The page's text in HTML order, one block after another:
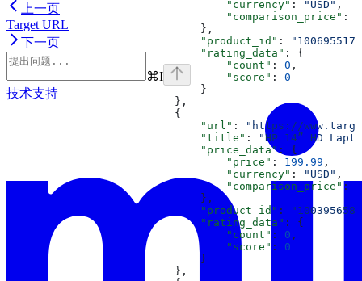
                                  "currency"
: "USD" ,
                                  "comparison_price"
:
                              },
                              "product_id"
:
                              "rating_data"
: {
                                  "count"
: 0 ,
                                  "score"
: 0
                              }
                          },
                          {
                              "url"
:
"https://
                              "title"
:
"HP 14” HD
                              "price_data"
: {
                                  "price"
: 199.99 ,
                                  "currency"
: "USD" ,
                                  "comparison_price"
:
                              },
                              "product_id"
:
                              "rating_data"
: {
                                  "count"
: 0 ,
                                  "score"
: 0
                              }
                          },
上一页
Target URL
下一页
⌘I
技术支持